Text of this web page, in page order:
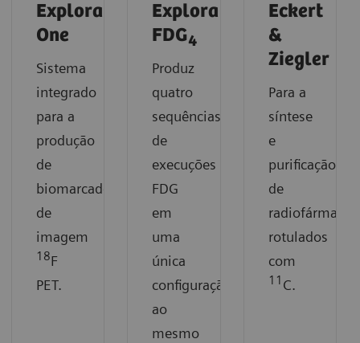
Explora
One
Sistema
integrado
para a
produção
de
biomarcadores
de
imagem
18F
PET.
Explora
FDG4
Produz
quatro
sequências
de
execuções
FDG
em
uma
única
configuração,
ao
mesmo
Eckert
&
Ziegler
Para a
síntese
e
purificação
de
radiofármacos
rotulados
com
11 C.